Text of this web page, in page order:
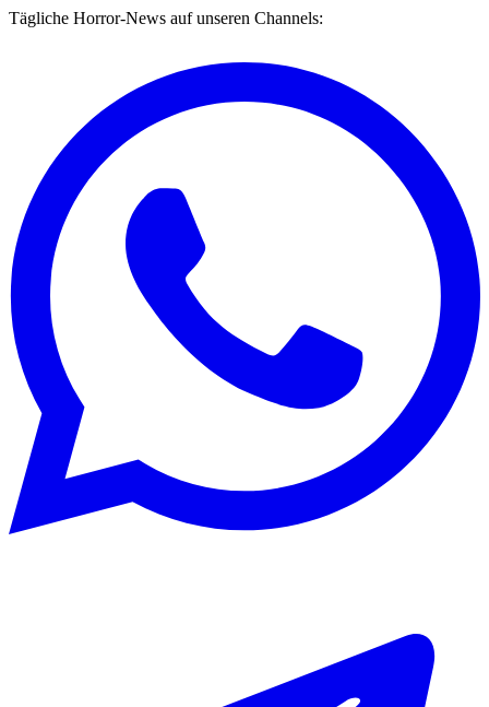
Tägliche Horror-News auf unseren Channels: